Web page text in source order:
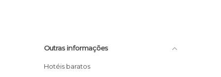
Outras informações
Hotéis baratos